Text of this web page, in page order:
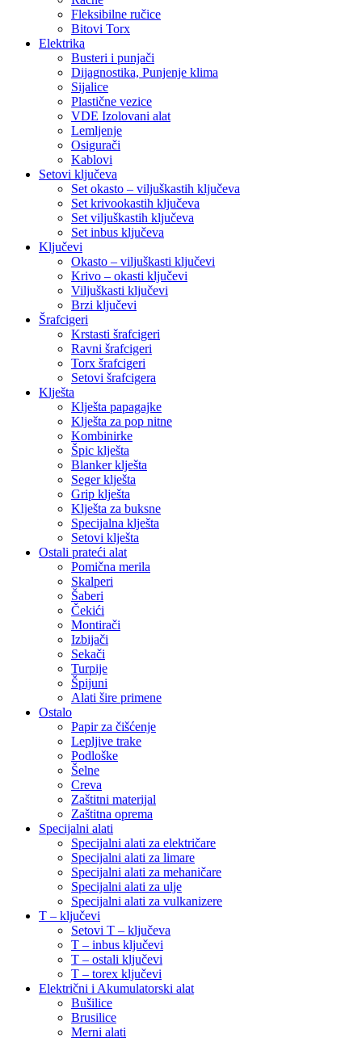
Fleksibilne ručice
Bitovi Torx
Elektrika
Busteri i punjači
Dijagnostika, Punjenje klima
Sijalice
Plastične vezice
VDE Izolovani alat
Lemljenje
Osigurači
Kablovi
Setovi ključeva
Set okasto – viljuškastih ključeva
Set krivookastih ključeva
Set viljuškastih ključeva
Set inbus ključeva
Ključevi
Okasto – viljuškasti ključevi
Krivo – okasti ključevi
Viljuškasti ključevi
Brzi ključevi
Šrafcigeri
Krstasti šrafcigeri
Ravni šrafcigeri
Torx šrafcigeri
Setovi šrafcigera
Klješta
Klješta papagajke
Klješta za pop nitne
Kombinirke
Špic klješta
Blanker klješta
Seger klješta
Grip klješta
Klješta za buksne
Specijalna klješta
Setovi klješta
Ostali prateći alat
Pomična merila
Skalperi
Šaberi
Čekići
Montirači
Izbijači
Sekači
Turpije
Špijuni
Alati šire primene
Ostalo
Papir za čišćenje
Lepljive trake
Podloške
Šelne
Creva
Zaštitni materijal
Zaštitna oprema
Specijalni alati
Specijalni alati za električare
Specijalni alati za limare
Specijalni alati za mehaničare
Specijalni alati za ulje
Specijalni alati za vulkanizere
T – ključevi
Setovi T – ključeva
T – inbus ključevi
T – ostali ključevi
T – torex ključevi
Električni i Akumulatorski alat
Bušilice
Brusilice
Merni alati